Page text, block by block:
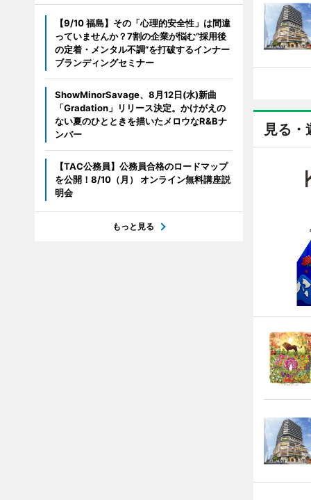
見る・
【9/10 福島】その「心理的安全性」は間違
っていませんか？7割の企業が悩む“採用後
の定着・メンタル不調”を打破するインナー
ブランディングセミナー
ShowMinorSavage、8月12日(水)新曲
「Gradation」リリース決定。かけがえの
ない夏のひとときを描いたメロウなR&Bナ
ンバー
【TAC公務員】公務員合格のロードマップ
を公開！8/10（月） オンライン無料講座説
明会
もっと見る